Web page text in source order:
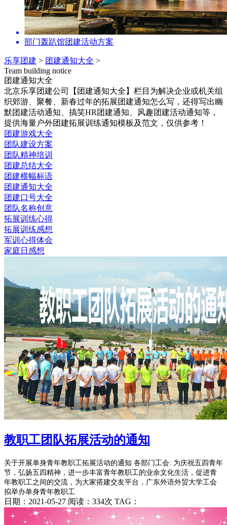
部门轰趴馆团建活动方案
乐享团建 > 团建通知大全 >
Team building notice
团建通知大全
北京乐享团建公司【团建通知大全】栏目为解决企业或机关组
织郊游、聚餐、新春过年的拓展团建通知怎么写，还得写出幽
默团建活动通知、搞笑HR团建通知、风趣团建活动通知等，
提供海量户外团建拓展训练通知模板及范文，仅供参考！
团建游戏大全
团队建设方案
团队精神培训
团建总结大全
团建横幅标语
团建通知大全
团建口号大全
团队名称创意
拓展训练心得
拓展训练感想
军训心得体会
家庭日感想
教职工团队拓展活动的通知
关于开展单身青年教职工拓展活动的通知 各部门工会: 为庆祝五四青年
节，弘扬五四精神，进一步丰富青年教职工的业余文化生活，促进青
年教职工之间的交流，为大家搭建交友平台，广东外语外贸大学工会
拟举办单身青年教职工
日期：2021-05-27 阅读：334次 TAG：